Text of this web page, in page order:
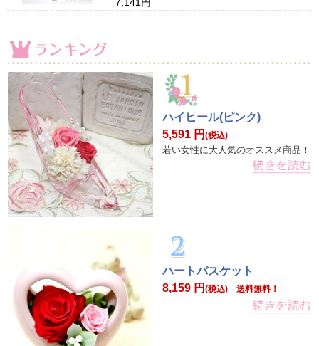
ハイヒール(ピンク)
5,591 円(税込)
若い女性に大人気のオススメ商品！
ハートバスケット
8,159 円(税込) 送料無料！